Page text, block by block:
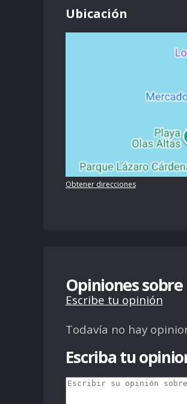
Ubicación
Obtener direcciones
Opiniones sobre
Escribe tu opinión
Todavía no hay
Escriba tu